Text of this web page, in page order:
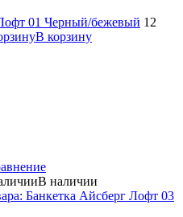
01 Черный/бежевый 12
В корзину
В наличии